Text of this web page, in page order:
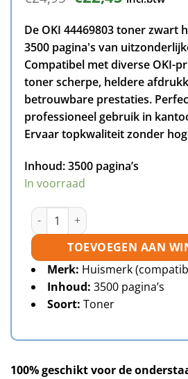
prijs
was:
€24,95.
prijs
€22,45.
De OKI 44469803 toner zwart
3500 pagina's van
Compatibel met diverse OKI-
toner scherpe, heldere
betrouwbare prestaties.
professioneel gebruik in
Ervaar topkwaliteit zonder
Inhoud:3500 pagina’s
In voorraad
OKI 44469803 toner zwart
TOEVOEGEN AAN
Merk: Huismerk
Inhoud: 3500 pagina’s
Soort: Toner
100% geschikt voor de